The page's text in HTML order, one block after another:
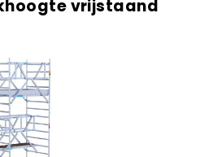
vrijstaand